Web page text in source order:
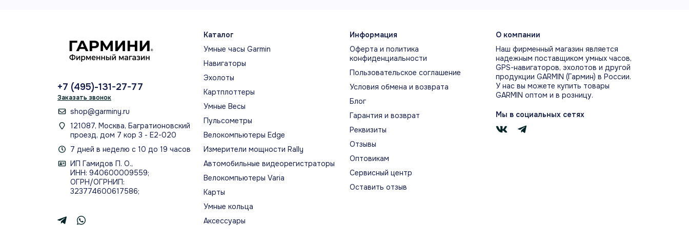
тренировку
или
Благодаря
способности
вмещать
32 ГБ
для
прослушивания
в режиме
офлайн,
наушники
позволят
вам
оставить
+7 (495)-131-27-77
Заказать звонок
shop@garminy.ru
121087, Москва, Багратионовский
проезд, дом 7 кор 3 - Е2-020
7 дней в неделю с 10 до 19 часов
ИП Гамидов П. О.,
ИНН: 940600009559;
ОГРН/ОГРНИП:
323774600617586;
Каталог
Умные часы Garmin
Навигаторы
Эхолоты
Картплоттеры
Умные Весы
Пульсометры
Велокомпьютеры Edge
Измерители мощности Rally
Автомобильные видеорегистраторы
Велокомпьютеры Varia
Карты
Умные кольца
Аксессуары
Информация
Оферта и политика
конфиденциальности
Пользовательское соглашение
Условия обмена и возврата
Блог
Гарантия и возврат
Реквизиты
Отзывы
Оптовикам
Сервисный центр
Оставить отзыв
О компании
Наш фирменный магазин является
надежным поставщиком умных часов,
GPS-навигаторов, эхолотов и другой
продукции GARMIN (Гармин) в России.
У нас вы можете купить товары
GARMIN оптом и в розницу.
Мы в социальных сетях